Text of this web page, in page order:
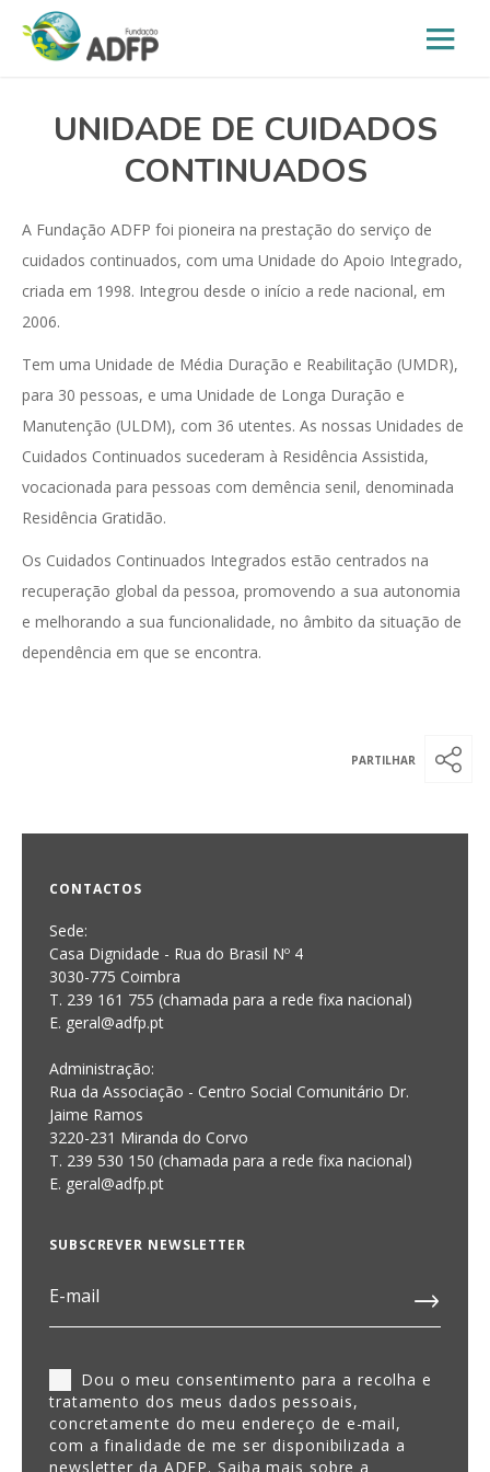
UNIDADE DE CUIDADOS
CONTINUADOS
A Fundação ADFP foi pioneira na prestação do serviço de
cuidados continuados, com uma Unidade do Apoio Integrado,
criada em 1998. Integrou desde o início a rede nacional, em
2006.
Tem uma Unidade de Média Duração e Reabilitação (UMDR),
para 30 pessoas, e uma Unidade de Longa Duração e
Manutenção (ULDM), com 36 utentes. As nossas Unidades de
Cuidados Continuados sucederam à Residência Assistida,
vocacionada para pessoas com demência senil, denominada
Residência Gratidão.
Os Cuidados Continuados Integrados estão centrados na
recuperação global da pessoa, promovendo a sua autonomia
e melhorando a sua funcionalidade, no âmbito da situação de
dependência em que se encontra.
CONTACTOS
Sede:
Casa Dignidade - Rua do Brasil Nº 4
3030-775 Coimbra
T. 239 161 755 (chamada para a rede fixa nacional)
E. geral@adfp.pt
Administração:
Rua da Associação - Centro Social Comunitário Dr.
Jaime Ramos
3220-231 Miranda do Corvo
T. 239 530 150 (chamada para a rede fixa nacional)
E. geral@adfp.pt
SUBSCREVER NEWSLETTER
Dou o meu consentimento para a recolha e
tratamento dos meus dados pessoais,
concretamente do meu endereço de e-mail,
com a finalidade de me ser disponibilizada a
newsletter da ADFP. Saiba mais sobre a